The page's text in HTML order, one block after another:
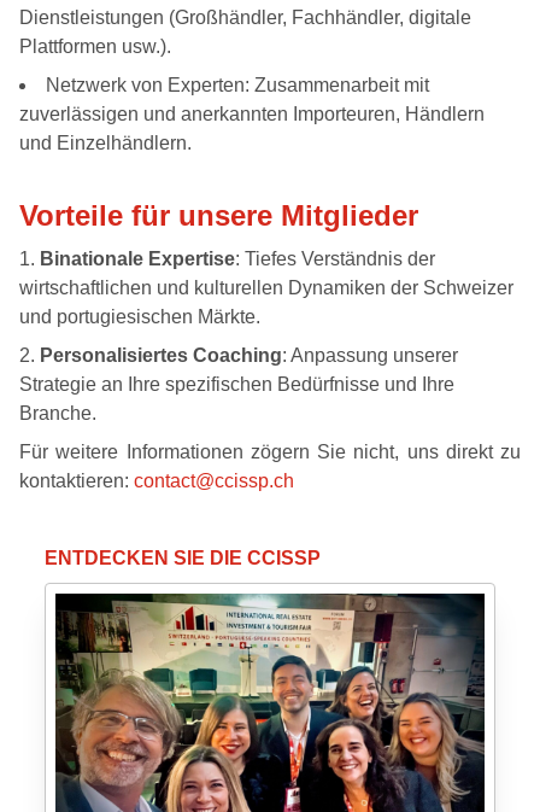
Dienstleistungen (Großhändler, Fachhändler, digitale
Plattformen usw.).
Netzwerk von Experten: Zusammenarbeit mit
zuverlässigen und anerkannten Importeuren, Händlern
und Einzelhändlern.
Vorteile für unsere Mitglieder
Binationale Expertise: Tiefes Verständnis der
wirtschaftlichen und kulturellen Dynamiken der Schweizer
und portugiesischen Märkte.
Personalisiertes Coaching: Anpassung unserer
Strategie an Ihre spezifischen Bedürfnisse und Ihre
Branche.
Für weitere Informationen zögern Sie nicht, uns direkt zu
kontaktieren: contact@ccissp.ch
ENTDECKEN SIE DIE CCISSP